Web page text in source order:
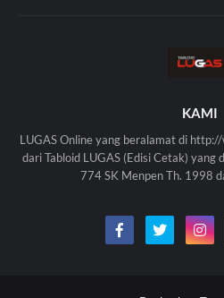
KAMI
LUGAS Online yang beralamat di
dari Tabloid LUGAS (Edisi Cetak) yang
774 SK Menpen Th. 1998